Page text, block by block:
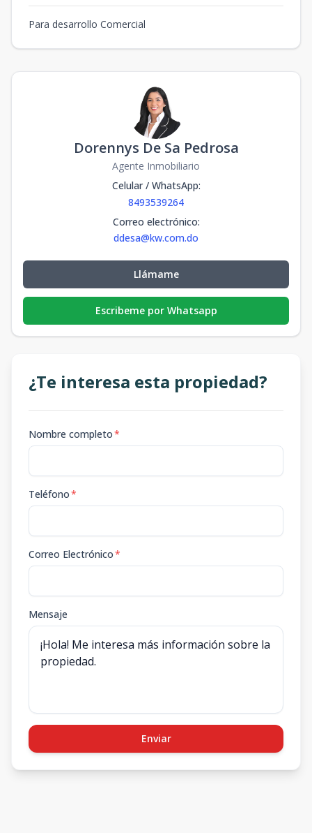
Para desarrollo Comercial
Dorennys De Sa Pedrosa
Agente Inmobiliario
Celular / WhatsApp:
8493539264
Correo electrónico:
ddesa@kw.com.do
Llámame
Escribeme por Whatsapp
¿Te interesa esta propiedad?
Nombre completo*
Teléfono*
Correo Electrónico*
Mensaje
Enviar